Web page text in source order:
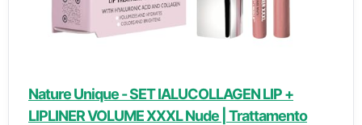
Nature Unique - SET IALUCOLLAGEN LIP +
LIPLINER VOLUME XXXL Nude | Trattamento